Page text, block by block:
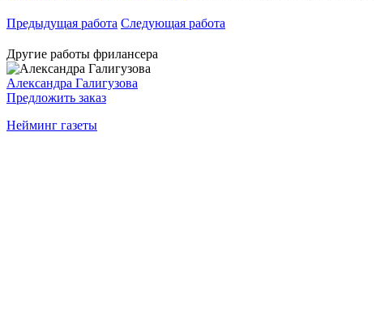
Предыдущая работа Следующая работа
Другие работы фрилансера
Александра Галигузова
Предложить заказ
Нейминг газеты